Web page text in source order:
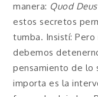
manera: Quod
estos secretos
tumba. Insistí:
debemos
pensamiento de lo
importa es la